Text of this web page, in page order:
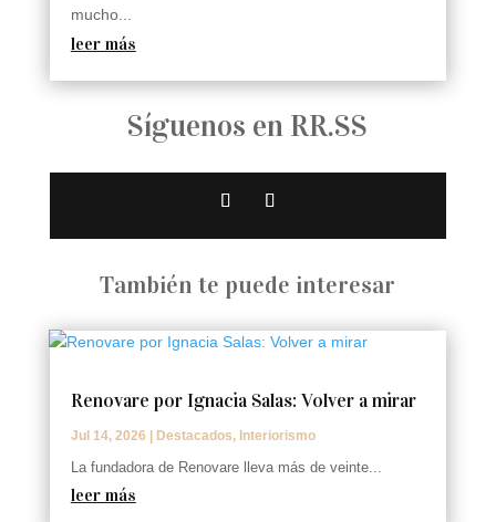
mucho...
leer más
Síguenos en RR.SS
También te puede interesar
Renovare por Ignacia Salas: Volver a mirar
Jul 14, 2026 | Destacados, Interiorismo
La fundadora de Renovare lleva más de veinte...
leer más